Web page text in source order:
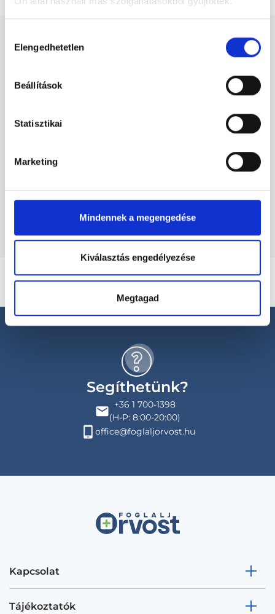
szabályzat:https://foglaljorvost.hu/info/foglaljorvost-
kiválasztása
Elengedhetetlen
Beállítások
Statisztikai
Marketing
Mindennek a megengedése
Kiválasztás engedélyezése
Megtagad
Laboráns orvos - Labor
KAPCSOLÓDÓ SZAKTERÜLETEK
Szolgáltatások
Segíthetünk?
+36 1 700-1398
(H-P: 8:00-20:00)
office@foglaljorvost.hu
Kapcsolat
Tájékoztatók